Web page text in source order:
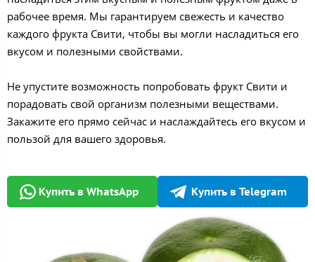
рабочее время. Мы гарантируем свежесть и качество
каждого фрукта Свити, чтобы вы могли насладиться его
вкусом и полезными свойствами.
Не упустите возможность попробовать фрукт Свити и
порадовать свой организм полезными веществами.
Закажите его прямо сейчас и наслаждайтесь его вкусом и
пользой для вашего здоровья.
Купить в WhatsApp Купить в Telegram